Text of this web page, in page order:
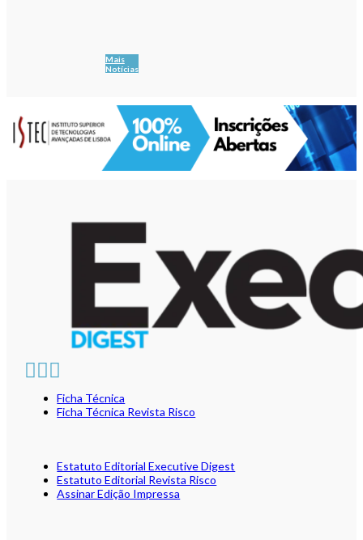
Mais
Notícias
Ficha Técnica
Ficha Técnica Revista Risco
Estatuto Editorial Executive Digest
Estatuto Editorial Revista Risco
Assinar Edição Impressa